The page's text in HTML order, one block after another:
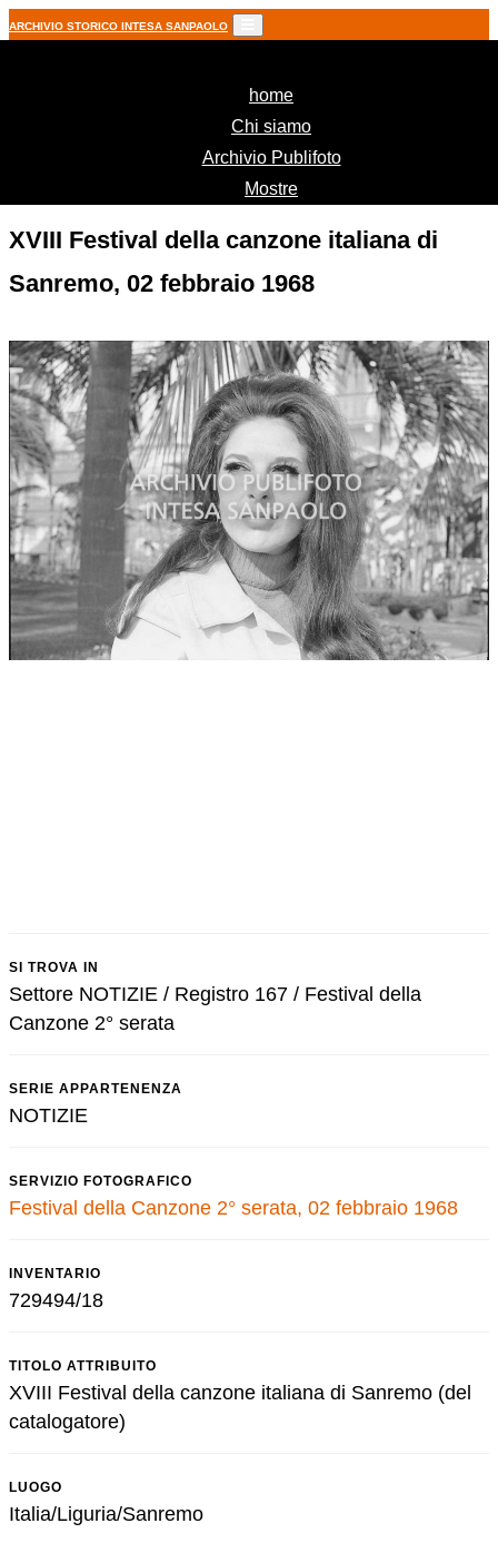
ARCHIVIO STORICO INTESA SANPAOLO
home(current)
Chi siamo
Archivio Publifoto
Mostre
XVIII Festival della canzone italiana di
Sanremo, 02 febbraio 1968
SI TROVA IN
Settore NOTIZIE / Registro 167 / Festival della
Canzone 2° serata
SERIE APPARTENENZA
NOTIZIE
SERVIZIO FOTOGRAFICO
Festival della Canzone 2° serata, 02 febbraio 1968
INVENTARIO
729494/18
TITOLO ATTRIBUITO
XVIII Festival della canzone italiana di Sanremo (del
catalogatore)
LUOGO
Italia/Liguria/Sanremo